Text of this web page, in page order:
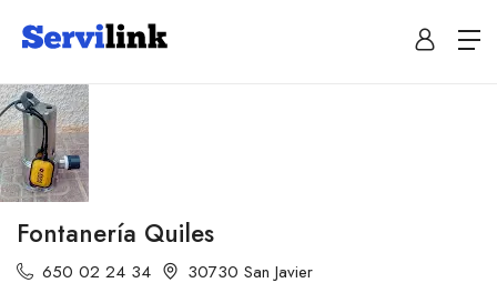
Fontanería Quiles
650 02 24 34 30730 San Javier